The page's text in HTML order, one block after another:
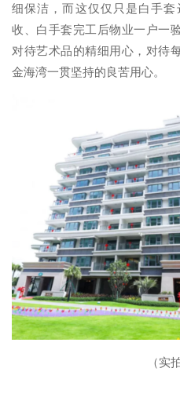
细保洁，而这仅仅只是白手
收、白手套完工后物业一户
对待艺术品的精细用心，对待
金海湾一贯坚持的良苦用心。
（实